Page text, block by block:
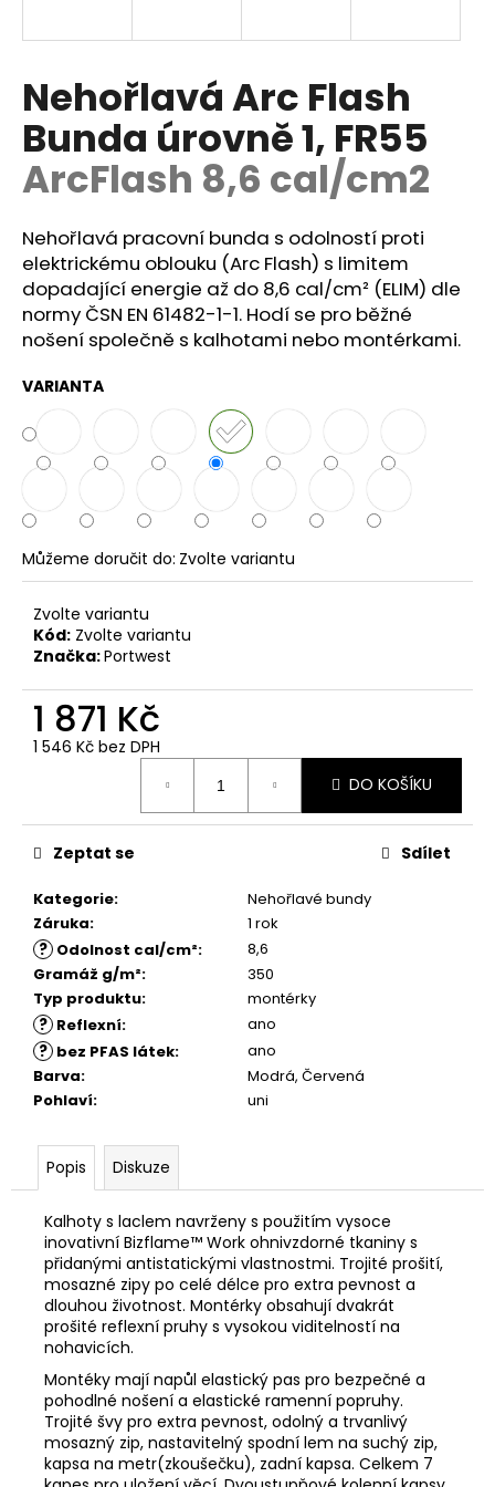
Nehořlavá Arc Flash
Bunda úrovně 1, FR55
ArcFlash 8,6 cal/cm2
Nehořlavá pracovní bunda s odolností proti
elektrickému oblouku (Arc Flash) s limitem
dopadající energie až do 8,6 cal/cm² (ELIM) dle
normy ČSN EN 61482-1-1. Hodí se pro běžné
nošení společně s kalhotami nebo montérkami.
VARIANTA
Můžeme doručit do: Zvolte variantu
Zvolte variantu
Kód: Zvolte variantu
Značka:Portwest
1 871 Kč
1 546 Kč bez DPH
DO KOŠÍKU
Kategorie:
Nehořlavé bundy
Záruka: 1 rok
? Odolnost cal/cm²:
8,6
Gramáž g/m²:
350
Typ produktu: montérky
? Reflexní: ano
? bez PFAS látek:
ano
Barva:
Modrá, Červená
Pohlaví: uni
Zeptat se Sdílet
Popis Diskuze
Kalhoty s laclem navrženy s použitím vysoce
inovativní Bizflame™ Work ohnivzdorné tkaniny s
přidanými antistatickými vlastnostmi. Trojité prošití,
mosazné zipy po celé délce pro extra pevnost a
dlouhou životnost. Montérky obsahují dvakrát
prošité reflexní pruhy s vysokou viditelností na
nohavicích.
Montéky mají napůl elastický pas pro bezpečné a
pohodlné nošení a elastické ramenní popruhy.
Trojité švy pro extra pevnost, odolný a trvanlivý
mosazný zip, nastavitelný spodní lem na suchý zip,
kapsa na metr(zkoušečku), zadní kapsa. Celkem 7
í
t
?
HLEDAT
D
o
p
o
r
u
č
u
j
e
e